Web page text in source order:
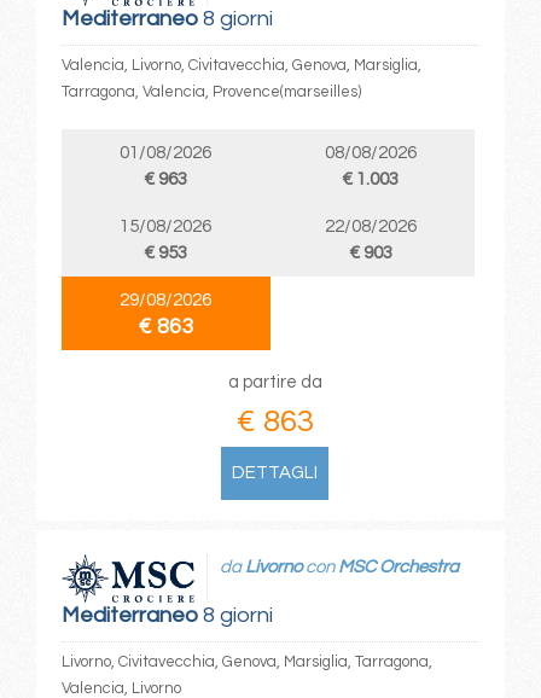
Mediterraneo8 giorni
Valencia, Livorno, Civitavecchia, Genova, Marsiglia,
Tarragona, Valencia, Provence(marseilles)
01/08/2026
€ 963
08/08/2026
€ 1.003
15/08/2026
€ 953
22/08/2026
€ 903
29/08/2026
€ 863
a partire da
€ 863
DETTAGLI
Mediterraneo8 giorni
da Livornocon MSC Orchestra
Livorno, Civitavecchia, Genova, Marsiglia, Tarragona,
Valencia, Livorno